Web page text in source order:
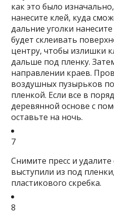
как это было
нанесите клей, куда
дальние уголки
будет склеивать
центру, чтобы излишки
дальше под пленку.
направлении краев.
воздушных пузырьков
пленкой. Если все в
деревянной основе с
оставьте на ночь.
7
Снимите пресс и
выступили из под
пластикового скребка.
8